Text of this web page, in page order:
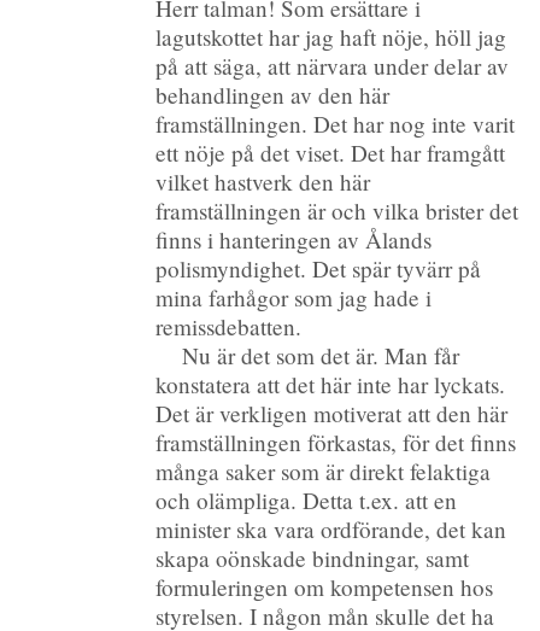
Herr talman! Som ersättare i
lagutskottet har jag haft nöje, höll jag
på att säga, att närvara under delar av
behandlingen av den här
framställningen. Det har nog inte varit
ett nöje på det viset. Det har framgått
vilket hastverk den här
framställningen är och vilka brister det
finns i hanteringen av Ålands
polismyndighet. Det spär tyvärr på
mina farhågor som jag hade i
remissdebatten.
Nu är det som det är. Man får
konstatera att det här inte har lyckats.
Det är verkligen motiverat att den här
framställningen förkastas, för det finns
många saker som är direkt felaktiga
och olämpliga. Detta t.ex. att en
minister ska vara ordförande, det kan
skapa oönskade bindningar, samt
formuleringen om kompetensen hos
styrelsen. I någon mån skulle det ha